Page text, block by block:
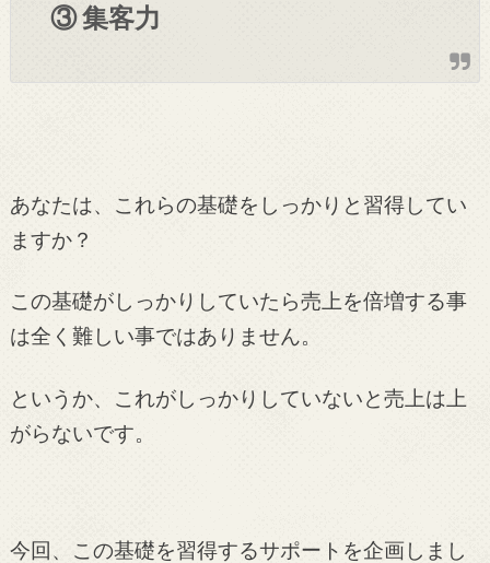
③ 集客力
あなたは、これらの基礎をしっかりと習得してい
ますか？
この基礎がしっかりしていたら売上を倍増する事
は全く難しい事ではありません。
というか、これがしっかりしていないと売上は上
がらないです。
今回、この基礎を習得するサポートを企画しまし